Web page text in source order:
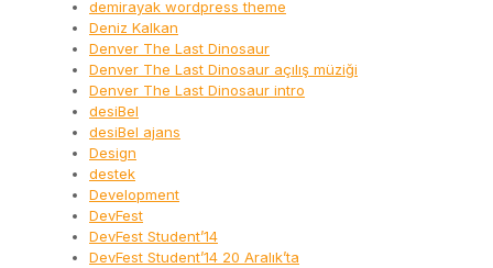
demirayak wordpress theme
Deniz Kalkan
Denver The Last Dinosaur
Denver The Last Dinosaur açılış müziği
Denver The Last Dinosaur intro
desiBel
desiBel ajans
Design
destek
Development
DevFest
DevFest Student’14
DevFest Student’14 20 Aralık’ta